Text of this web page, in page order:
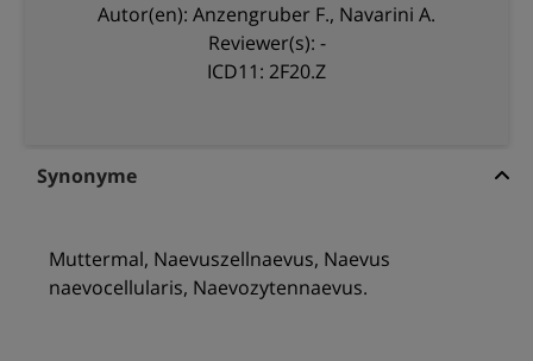
Autor(en): Anzengruber F., Navarini A.
Reviewer(s): -
ICD11: 2F20.Z
Synonyme
Muttermal, Naevuszellnaevus, Naevus
naevocellularis, Naevozytennaevus.